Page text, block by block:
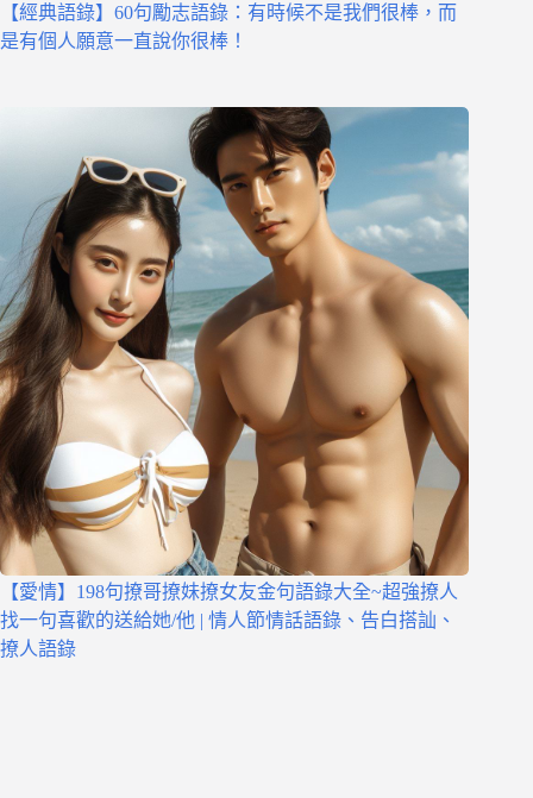
【經典語錄】60句勵志語錄：有時候不是我們很棒，而
是有個人願意一直說你很棒！
【愛情】198句撩哥撩妹撩女友金句語錄大全~超強撩人
找一句喜歡的送給她/他 | 情人節情話語錄、告白搭訕、
撩人語錄